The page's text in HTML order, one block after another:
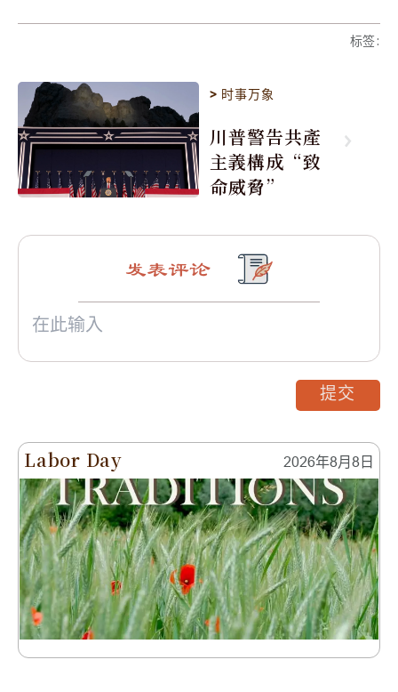
标签:
> 时事万象
川普警告共產
主義構成“致
命威脅”
Labor Day 2026年8月8日
发表评论
提交